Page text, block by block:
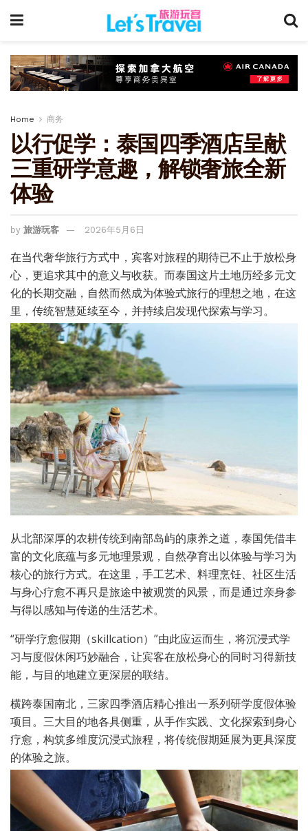
Home 商务
以行促学：泰国四季酒店呈献
三重研学意趣，解锁奢旅全新
体验
by 旅游玩客 2026年5月6日
在当代奢华旅行方式中，宾客对旅程的期待已不止于放松身
心，更追求其中的意义与收获。而泰国这片土地历经多元文
化的长期交融，自然而然成为体验式旅行的理想之地，在这
里，传统智慧延续至今，并持续启发现代探索与学习。
从北部深厚的农耕传统到南部岛屿的康养之道，泰国凭借丰
富的文化底蕴与多元地理景观，自然孕育出以体验与学习为
核心的旅行方式。在这里，手工艺术、料理烹饪、社区生活
与身心疗愈不再只是旅途中被观赏的风景，而是通过亲身参
与得以感知与传递的生活艺术。
“研学疗愈假期（skillcation）”由此应运而生，将沉浸式学
习与度假休闲巧妙融合，让宾客在放松身心的同时习得新技
能，与目的地建立更深层的联结。
横跨泰国南北，三家四季酒店精心推出一系列研学度假体验
项目。三大目的地各具侧重，从手作实践、文化探索到身心
疗愈，构筑多维度沉浸式旅程，将传统假期延展为更具深度
的体验之旅。